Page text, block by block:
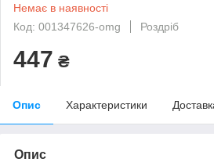
Немає в наявності
Код: 001347626-omg
Роздріб
447 ₴
Опис Характеристики
Опис